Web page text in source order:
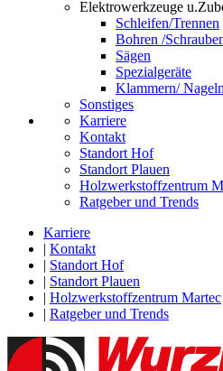
Elektrowerkzeuge
Schleifen/Trennen
Bohren /
Sägen
Spezialgeräte
Klammern/ Nageln
Sonstiges
Karriere
Kontakt
Standort Hof
Standort Plauen
Holzwerkstoffzentrum
Ratgeber und Trends
Karriere
| Kontakt
| Standort Hof
| Standort Plauen
| Holzwerkstoffzentrum Martec
| Ratgeber und Trends